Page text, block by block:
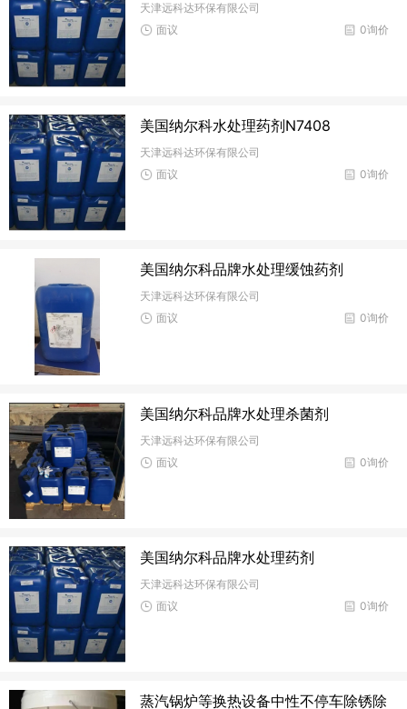
天津远科达环保有限公司
0询价
面议
美国纳尔科水处理药剂N7408
天津远科达环保有限公司
0询价
面议
美国纳尔科品牌水处理缓蚀药剂
天津远科达环保有限公司
0询价
面议
美国纳尔科品牌水处理杀菌剂
天津远科达环保有限公司
0询价
面议
美国纳尔科品牌水处理药剂
天津远科达环保有限公司
0询价
面议
蒸汽锅炉等换热设备中性不停车除锈除